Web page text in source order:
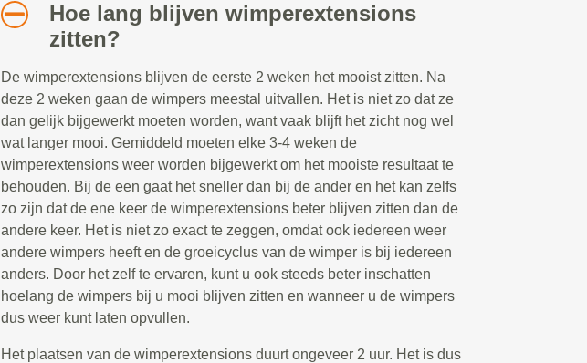
Hoe lang blijven wimperextensions
zitten?
De wimperextensions blijven de eerste 2 weken het mooist zitten. Na
deze 2 weken gaan de wimpers meestal uitvallen. Het is niet zo dat ze
dan gelijk bijgewerkt moeten worden, want vaak blijft het zicht nog wel
wat langer mooi. Gemiddeld moeten elke 3-4 weken de
wimperextensions weer worden bijgewerkt om het mooiste resultaat te
behouden. Bij de een gaat het sneller dan bij de ander en het kan zelfs
zo zijn dat de ene keer de wimperextensions beter blijven zitten dan de
andere keer. Het is niet zo exact te zeggen, omdat ook iedereen weer
andere wimpers heeft en de groeicyclus van de wimper is bij iedereen
anders. Door het zelf te ervaren, kunt u ook steeds beter inschatten
hoelang de wimpers bij u mooi blijven zitten en wanneer u de wimpers
dus weer kunt laten opvullen.
Het plaatsen van de wimperextensions duurt ongeveer 2 uur. Het is dus